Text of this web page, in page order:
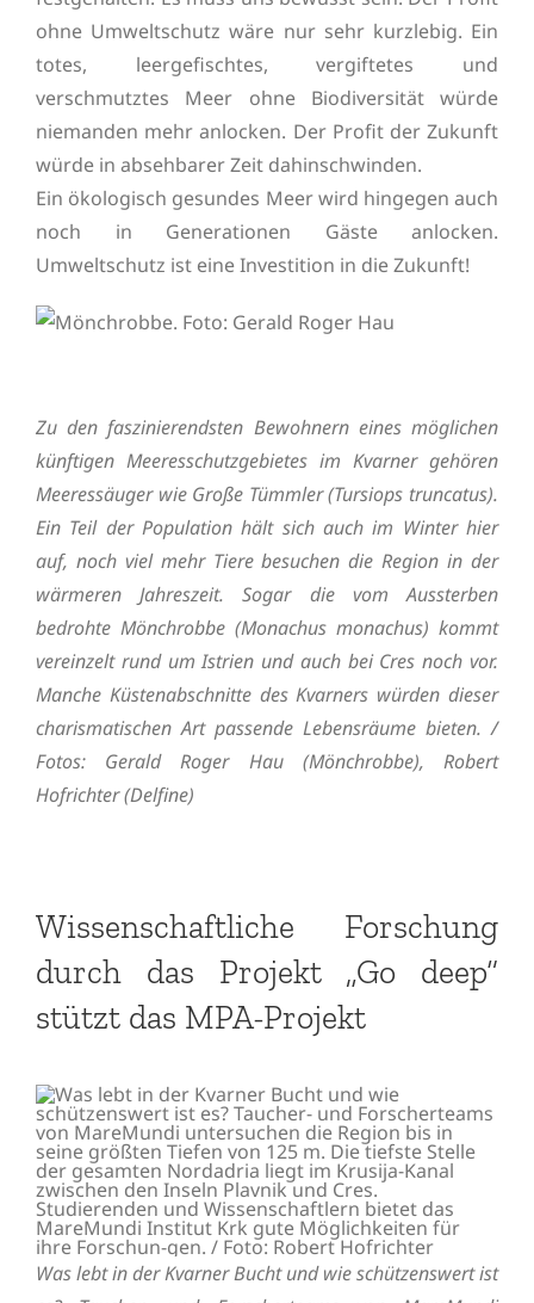
ohne Umweltschutz wäre nur sehr kurzlebig. Ein
totes, leergefischtes, vergiftetes und
verschmutztes Meer ohne Biodiversität würde
niemanden mehr anlocken. Der Profit der Zukunft
würde in absehbarer Zeit dahinschwinden.
Ein ökologisch gesundes Meer wird hingegen auch
noch in Generationen Gäste anlocken.
Umweltschutz ist eine Investition in die Zukunft!
Zu den faszinierendsten Bewohnern eines möglichen
künftigen Meeresschutzgebietes im Kvarner gehören
Meeressäuger wie Große Tümmler (Tursiops truncatus).
Ein Teil der Population hält sich auch im Winter hier
auf, noch viel mehr Tiere besuchen die Region in der
wärmeren Jahreszeit. Sogar die vom Aussterben
bedrohte Mönchrobbe (Monachus monachus) kommt
vereinzelt rund um Istrien und auch bei Cres noch vor.
Manche Küstenabschnitte des Kvarners würden dieser
charismatischen Art passende Lebensräume bieten. /
Fotos: Gerald Roger Hau (Mönchrobbe), Robert
Hofrichter (Delfine)
Wissenschaftliche Forschung
durch das Projekt „Go deep“
stützt das MPA-Projekt
Was lebt in der Kvarner Bucht und wie schützenswert ist